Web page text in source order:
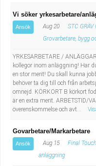
Vi söker yrkesarbetare/
Ansök Aug 20
STC GRÄV
Grovarbetare, bygg
YRKESARBETARE /
kollegor inom anläggning! Har
en stor merit! Du skall kunna
behöver ta dig till och från
omnejd. KÖRKORT B körkort
är en extra merit. ARBETSTID/
överenskommelse och avt...
Govarbetare/Markarbetare
Ansök Aug 15 Final
anläggning